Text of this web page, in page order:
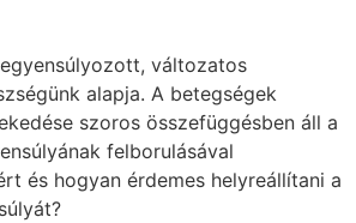
változatos
alapja. A betegségek
szoros összefüggésben áll a
felborulásával
és hogyan érdemes helyreállítani a